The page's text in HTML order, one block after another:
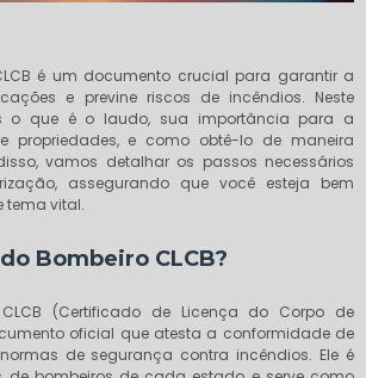
é um documento crucial para garantir a
e previne riscos de incêndios. Neste
o que é o laudo, sua importância para a
propriedades, e como obtê-lo de maneira
vamos detalhar os passos necessários
assegurando que você esteja bem
tema vital.
Bombeiro CLCB?
(Certificado de Licença do Corpo de
oficial que atesta a conformidade de
de segurança contra incêndios. Ele é